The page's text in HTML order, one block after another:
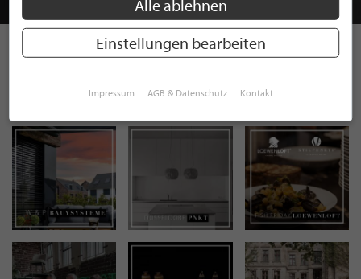
INSTAGRAM
Alle ablehnen
Einstellungen bearbeiten
Impressum AGB & Datenschutz Kontakt